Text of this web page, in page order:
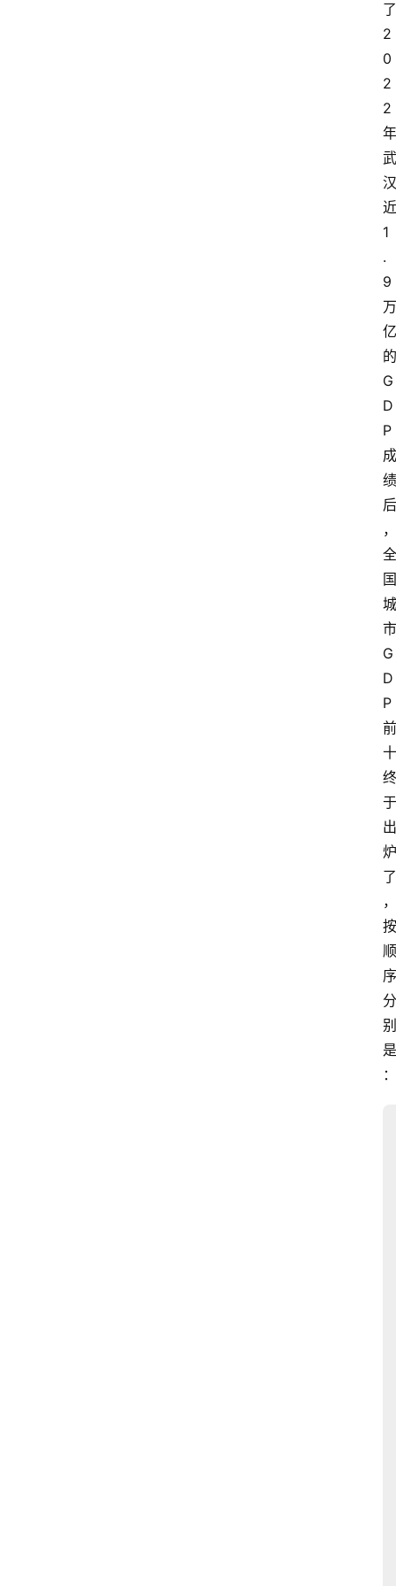
了
2
0
2
2
年
武
汉
近
1
.
9
万
亿
的
G
D
P
成
绩
后
，
全
国
城
市
G
D
P
前
十
终
于
出
炉
了
，
按
顺
序
分
别
是
：